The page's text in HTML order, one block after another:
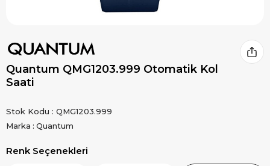
Quantum QMG1203.999 Otomatik Kol
Saati
Stok Kodu
QMG1203.999
Marka : Quantum
Renk Seçenekleri